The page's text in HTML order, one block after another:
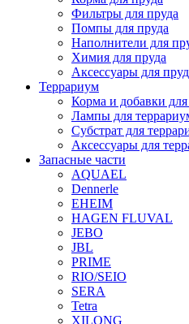
Фильтры для пруда
Помпы для пруда
Наполнители для
Химия для пруда
Аксессуары для
Террариум
Корма и добавки
Лампы для
Субстрат для
Аксессуары для
Запасные части
AQUAEL
Dennerle
EHEIM
HAGEN FLUVAL
JEBO
JBL
PRIME
RIO/SEIO
SERA
Tetra
XILONG